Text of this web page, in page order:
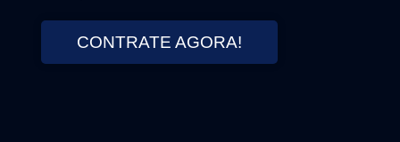
CONTRATE AGORA!